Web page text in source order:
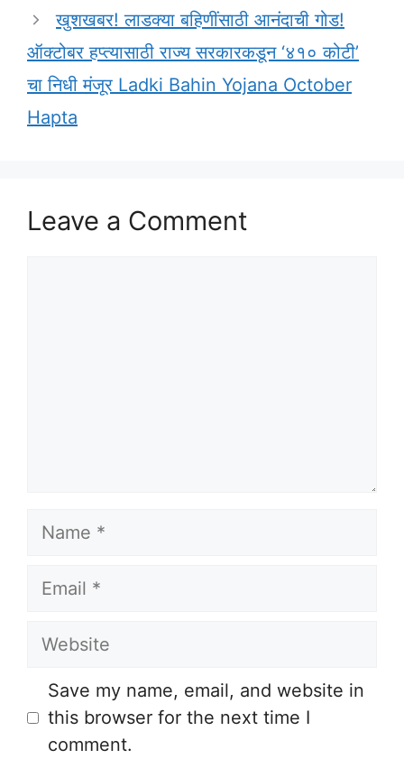
खुशखबर! लाडक्या बहिणींसाठी आनंदाची गोड!
ऑक्टोबर हप्त्यासाठी राज्य सरकारकडून ‘४१० कोटी’
चा निधी मंजूर Ladki Bahin Yojana October
Hapta
Leave a Comment
Name
Email
Website
Save my name, email, and website in
this browser for the next time I
comment.